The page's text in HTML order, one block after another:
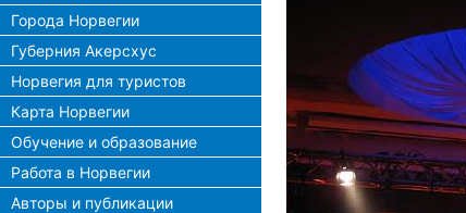
Города Норвегии
Губерния Акерсхус
Норвегия для туристов
Карта Норвегии
Обучение и образование
Работа в Норвегии
Авторы и публикации